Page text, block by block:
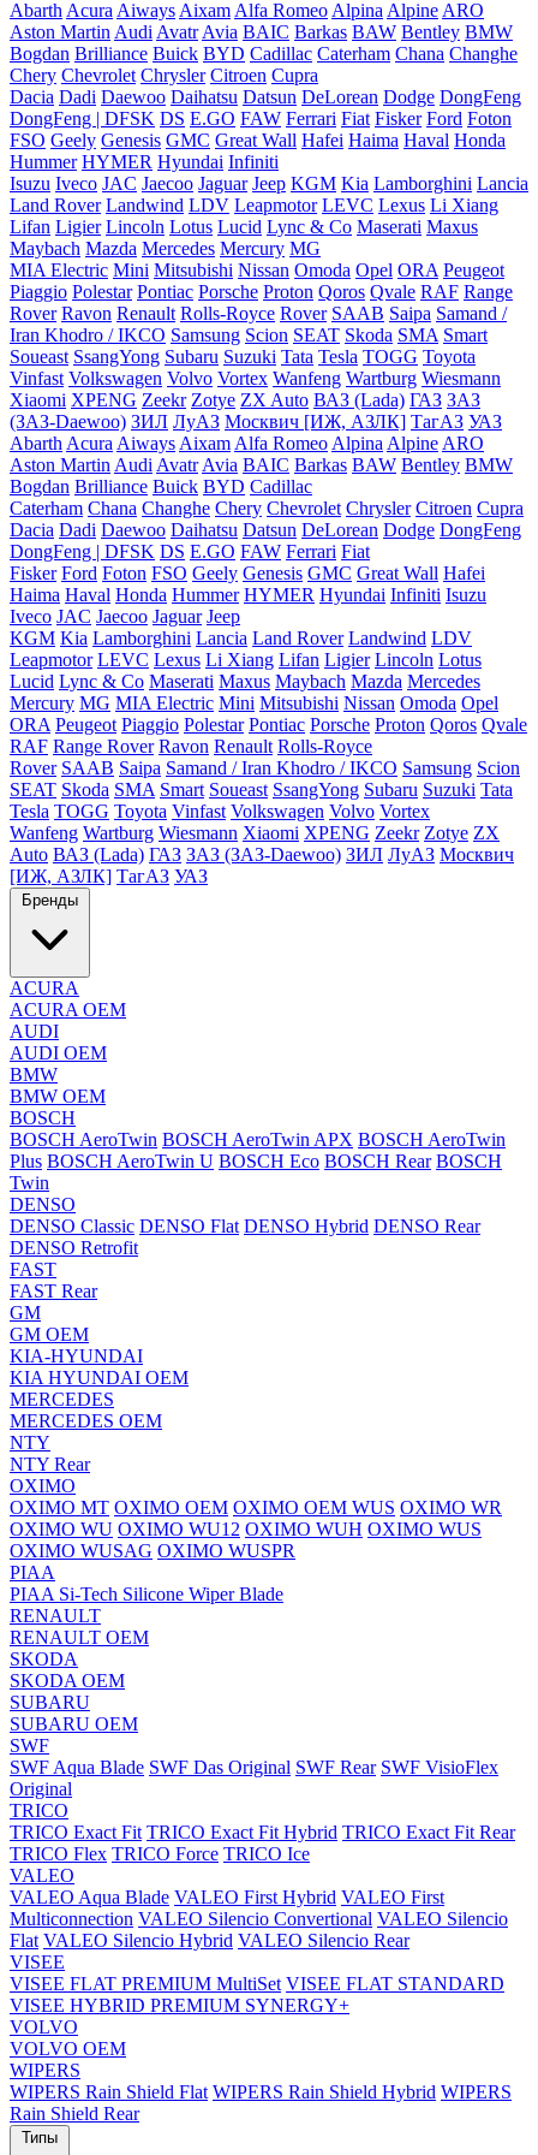
Abarth Acura Aiways Aixam Alfa Romeo Alpina Alpine ARO
Aston Martin Audi Avatr Avia BAIC Barkas BAW Bentley BMW
Bogdan Brilliance Buick BYD Cadillac Caterham Chana Changhe
Chery Chevrolet Chrysler Citroen Cupra
Dacia Dadi Daewoo Daihatsu Datsun DeLorean Dodge DongFeng
DongFeng | DFSK DS E.GO FAW Ferrari Fiat Fisker Ford Foton
FSO Geely Genesis GMC Great Wall Hafei Haima Haval Honda
Hummer HYMER Hyundai Infiniti
Isuzu Iveco JAC Jaecoo Jaguar Jeep KGM Kia Lamborghini Lancia
Land Rover Landwind LDV Leapmotor LEVC Lexus Li Xiang
Lifan Ligier Lincoln Lotus Lucid Lync & Co Maserati Maxus
Maybach Mazda Mercedes Mercury MG
MIA Electric Mini Mitsubishi Nissan Omoda Opel ORA Peugeot
Piaggio Polestar Pontiac Porsche Proton Qoros Qvale RAF Range
Rover Ravon Renault Rolls-Royce Rover SAAB Saipa Samand /
Iran Khodro / IKCO Samsung Scion SEAT Skoda SMA Smart
Soueast SsangYong Subaru Suzuki Tata Tesla TOGG Toyota
Vinfast Volkswagen Volvo Vortex Wanfeng Wartburg Wiesmann
Xiaomi XPENG Zeekr Zotye ZX Auto ВАЗ (Lada) ГАЗ ЗАЗ
(ЗАЗ-Daewoo) ЗИЛ ЛуАЗ Москвич [ИЖ, АЗЛК] ТагАЗ УАЗ
Abarth Acura Aiways Aixam Alfa Romeo Alpina Alpine ARO
Aston Martin Audi Avatr Avia BAIC Barkas BAW Bentley BMW
Bogdan Brilliance Buick BYD Cadillac
Caterham Chana Changhe Chery Chevrolet Chrysler Citroen Cupra
Dacia Dadi Daewoo Daihatsu Datsun DeLorean Dodge DongFeng
DongFeng | DFSK DS E.GO FAW Ferrari Fiat
Fisker Ford Foton FSO Geely Genesis GMC Great Wall Hafei
Haima Haval Honda Hummer HYMER Hyundai Infiniti Isuzu
Iveco JAC Jaecoo Jaguar Jeep
KGM Kia Lamborghini Lancia Land Rover Landwind LDV
Leapmotor LEVC Lexus Li Xiang Lifan Ligier Lincoln Lotus
Lucid Lync & Co Maserati Maxus Maybach Mazda Mercedes
Mercury MG MIA Electric Mini Mitsubishi Nissan Omoda Opel
ORA Peugeot Piaggio Polestar Pontiac Porsche Proton Qoros Qvale
RAF Range Rover Ravon Renault Rolls-Royce
Rover SAAB Saipa Samand / Iran Khodro / IKCO Samsung Scion
SEAT Skoda SMA Smart Soueast SsangYong Subaru Suzuki Tata
Tesla TOGG Toyota Vinfast Volkswagen Volvo Vortex
Wanfeng Wartburg Wiesmann Xiaomi XPENG Zeekr Zotye ZX
Auto ВАЗ (Lada) ГАЗ ЗАЗ (ЗАЗ-Daewoo) ЗИЛ ЛуАЗ Москвич
[ИЖ, АЗЛК] ТагАЗ УАЗ
Бренды
ACURA
ACURA OEM
AUDI
AUDI OEM
BMW
BMW OEM
BOSCH
BOSCH AeroTwin BOSCH AeroTwin APX BOSCH AeroTwin
Plus BOSCH AeroTwin U BOSCH Eco BOSCH Rear BOSCH
Twin
DENSO
DENSO Classic DENSO Flat DENSO Hybrid DENSO Rear
DENSO Retrofit
FAST
FAST Rear
GM
GM OEM
KIA-HYUNDAI
KIA HYUNDAI OEM
MERCEDES
MERCEDES OEM
NTY
NTY Rear
OXIMO
OXIMO MT OXIMO OEM OXIMO OEM WUS OXIMO WR
OXIMO WU OXIMO WU12 OXIMO WUH OXIMO WUS
OXIMO WUSAG OXIMO WUSPR
PIAA
PIAA Si-Tech Silicone Wiper Blade
RENAULT
RENAULT OEM
SKODA
SKODA OEM
SUBARU
SUBARU OEM
SWF
SWF Aqua Blade SWF Das Original SWF Rear SWF VisioFlex
Original
TRICO
TRICO Exact Fit TRICO Exact Fit Hybrid TRICO Exact Fit Rear
TRICO Flex TRICO Force TRICO Ice
VALEO
VALEO Aqua Blade VALEO First Hybrid VALEO First
Multiconnection VALEO Silencio Convertional VALEO Silencio
Flat VALEO Silencio Hybrid VALEO Silencio Rear
VISEE
VISEE FLAT PREMIUM MultiSet VISEE FLAT STANDARD
VISEE HYBRID PREMIUM SYNERGY+
VOLVO
VOLVO OEM
WIPERS
WIPERS Rain Shield Flat WIPERS Rain Shield Hybrid WIPERS
Rain Shield Rear
Типы